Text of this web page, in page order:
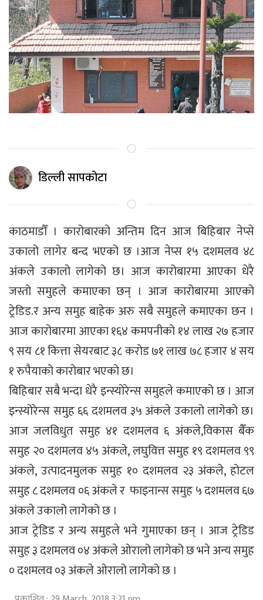
डिल्ली सापकोटा
काठमाडौँ । कारोबारको अन्तिम दिन आज बिहिबार नेप्से
उकालो लागेर बन्द भएको छ ।आज नेप्स १५ दशमलव ४८
अंकले उकालो लागेको छ। आज कारोबारमा आएका धेरै
जस्तो समुहले कमाएका छन् । आज कारोबारमा आएको
ट्रेडिड.र अन्य समुह बाहेक अरु सबै समुहले कमाएका छन ।
आज कारोबारमा आएका १६४ कमपनीको १४ लाख २७ हजार
९ सय ८१ कित्ता सेयरबाट ३८ करोड ७१ लाख ७८ हजार ४ सय
१ रुपैयाको कारोबार भएको छ।
बिहिबार सबै भन्दा धेरै इन्स्योरेन्स समुहले कमाएको छ । आज
इन्स्योरेन्स समुह ६६ दशमलव ३५ अंकले उकालो लागेको छ।
आज जलविधुत समुह ४१ दशमलव ६ अंकले,विकास बैँक
समुह २० दशमलव ४५ अंकले, लघुवित्त समुह १९ दशमलव ९९
अंकले, उत्पादनमुलक समुह १० दशमलव २३ अंकले, होटल
समुह ८ दशमलव ०६ अंकले र फाइनान्स समुह ५ दशमलव ६७
अंकले उकालो लागेको छ ।
आज ट्रेडिड र अन्य समुहले भने गुमाएका छन् । आज ट्रेडिड
समुह ३ दशमलव ०४ अंकले ओरालो लागेको छ भने अन्य समुह
० दशमलव ०३ अंकले ओरालो लागेको छ ।